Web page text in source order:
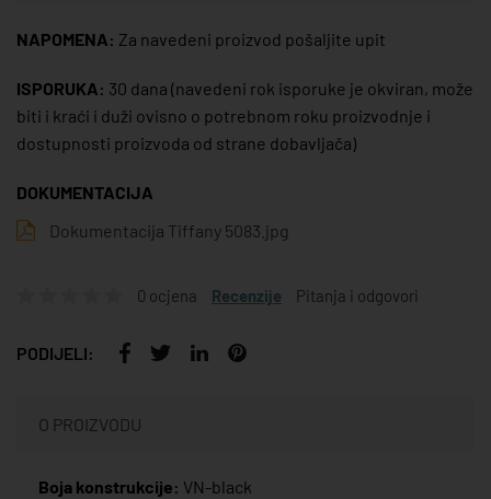
NAPOMENA: Za navedeni proizvod pošaljite upit
ISPORUKA: 30 dana (navedeni rok isporuke je okviran, može
biti i kraći i duži ovisno o potrebnom roku proizvodnje i
dostupnosti proizvoda od strane dobavljača)
DOKUMENTACIJA
Dokumentacija Tiffany 5083.jpg
0 ocjena Recenzije Pitanja i odgovori
PODIJELI:
O PROIZVODU
Boja konstrukcije: VN-black